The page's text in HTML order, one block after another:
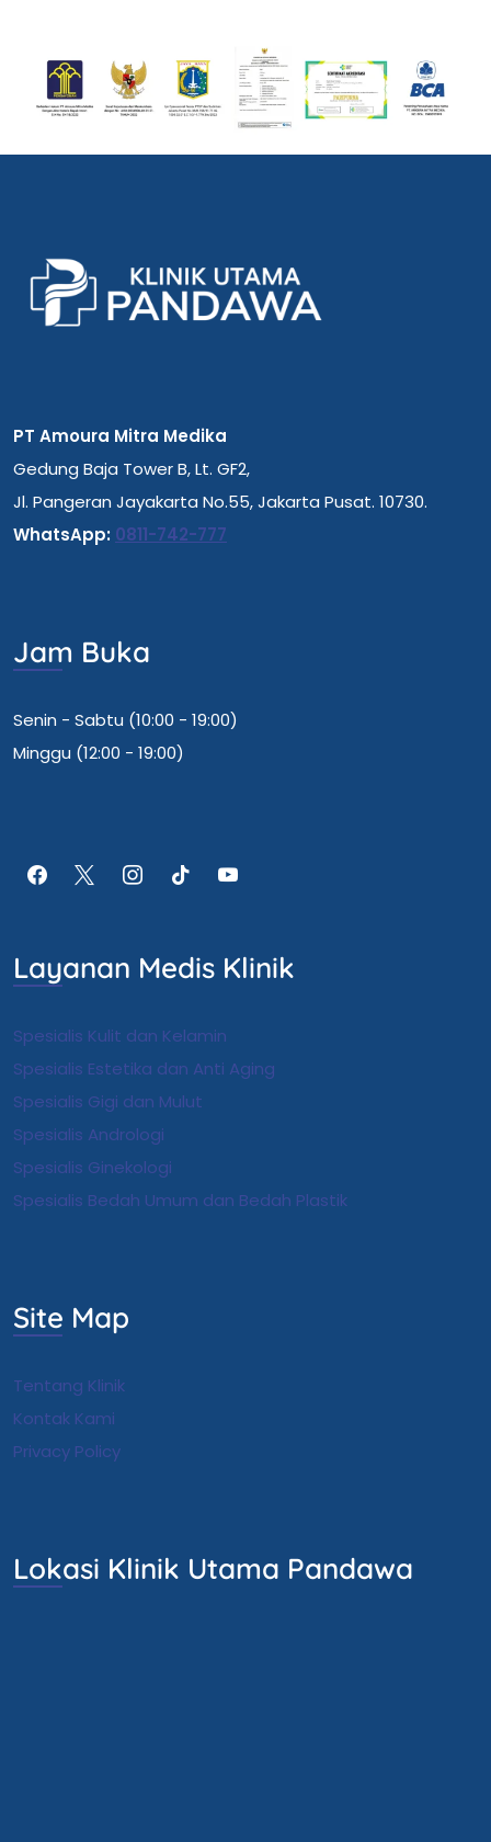
PT Amoura Mitra Medika
Gedung Baja Tower B, Lt. GF2,
Jl. Pangeran Jayakarta No.55, Jakarta Pusat. 10730.
WhatsApp: 0811-742-777
Jam Buka
Senin - Sabtu (10:00 - 19:00)
Minggu (12:00 - 19:00)
Layanan Medis Klinik
Spesialis Kulit dan Kelamin
Spesialis Estetika dan Anti Aging
Spesialis Gigi dan Mulut
Spesialis Andrologi
Spesialis Ginekologi
Spesialis Bedah Umum dan Bedah Plastik
Site Map
Tentang Klinik
Kontak Kami
Privacy Policy
Lokasi Klinik Utama Pandawa